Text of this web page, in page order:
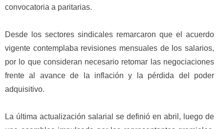
convocatoria a paritarias.
Desde los sectores sindicales remarcaron que el acuerdo
vigente contemplaba revisiones mensuales de los salarios,
por lo que consideran necesario retomar las negociaciones
frente al avance de la inflación y la pérdida del poder
adquisitivo.
La última actualización salarial se definió en abril, luego de